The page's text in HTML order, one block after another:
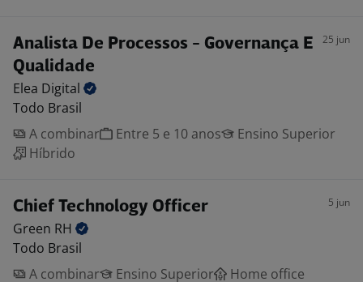
Analista De Processos - Governança E
Qualidade
25 jun
Elea Digital
Todo Brasil
A combinar
Entre 5 e 10 anos
Ensino Superior
Híbrido
Chief Technology Officer 5 jun
Green RH
Todo Brasil
A combinar
Ensino Superior Home office